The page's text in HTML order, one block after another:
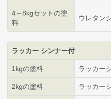
4～8kgセットの塗
料
ウレタン
ラッカー シンナー付
1kgの塗料 ラッカー
2kgの塗料 ラッカー